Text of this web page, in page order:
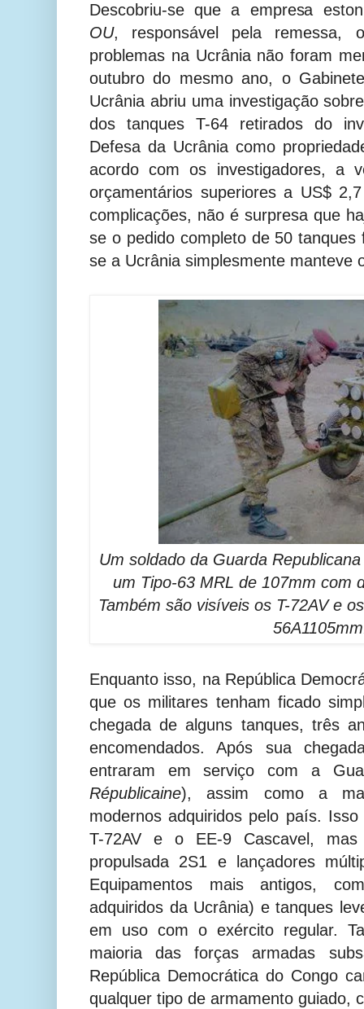
Descobriu-se que a empresa
OU, responsável pela remessa,
problemas na Ucrânia não foram
outubro do mesmo ano, o
Ucrânia abriu uma investigação
dos tanques T-64 retirados do
Defesa da Ucrânia como
acordo com os investigadores, a
orçamentários superiores a US$
complicações, não é surpresa que
se o pedido completo de 50
se a Ucrânia simplesmente manteve
Um soldado da Guarda
um Tipo-63 MRL de 107mm com
Também são visíveis os T-72AV e
56A1105mm
Enquanto isso, na República
que os militares tenham ficado
chegada de alguns tanques, três
encomendados. Após sua
entraram em serviço com a
Républicaine), assim como a
modernos adquiridos pelo país.
T-72AV e o EE-9 Cascavel,
propulsada 2S1 e lançadores
Equipamentos mais antigos,
adquiridos da Ucrânia) e tanques
em uso com o exército regular.
maioria das forças armadas
República Democrática do Congo
qualquer tipo de armamento guiado,